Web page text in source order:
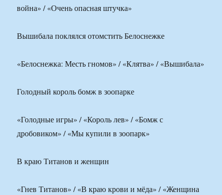
война» / «Очень опасная штучка»
Вышибала поклялся отомстить Белоснежке
«Белоснежка: Месть гномов» / «Клятва» / «Вышибала»
Голодный король бомж в зоопарке
«Голодные игры» / «Король лев» / «Бомж с
дробовиком» / «Мы купили в зоопарк»
В краю Титанов и женщин
«Гнев Титанов» / «В краю крови и мёда» / «Женщина